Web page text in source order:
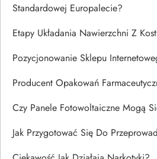
Standardowej Europalecie?
Etapy Układania Nawierzchni Z
Pozycjonowanie Sklepu
Producent Opakowań
Czy Panele Fotowoltaiczne Mogą
Jak Przygotować Się Do